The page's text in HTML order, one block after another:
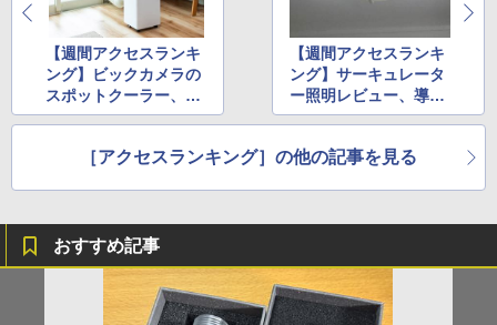
【週間アクセスランキ
ング】ビックカメラの
スポットクーラー、エ
アコン安全に使うポイ
月15日)
【週間アクセスランキ
ング】サーキュレータ
ー照明レビュー、導入
0円のテスラ蓄電池に
6月29日)
［アクセスランキング］の他の記事を見る
おすすめ記事